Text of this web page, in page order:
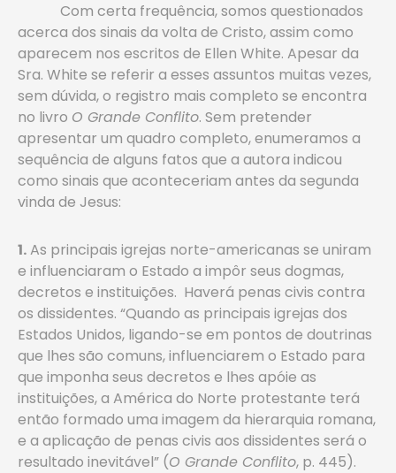
Com certa frequência, somos questionados
acerca dos sinais da volta de Cristo, assim como
aparecem nos escritos de Ellen White. Apesar da
Sra. White se referir a esses assuntos muitas vezes,
sem dúvida, o registro mais completo se encontra
no livro O Grande Conflito. Sem pretender
apresentar um quadro completo, enumeramos a
sequência de alguns fatos que a autora indicou
como sinais que aconteceriam antes da segunda
vinda de Jesus:
1.As principais igrejas norte-americanas se uniram
e influenciaram o Estado a impôr seus dogmas,
decretos e instituições. Haverá penas civis contra
os dissidentes. “Quando as principais igrejas dos
Estados Unidos, ligando-se em pontos de doutrinas
que lhes são comuns, influenciarem o Estado para
que imponha seus decretos e lhes apóie as
instituições, a América do Norte protestante terá
então formado uma imagem da hierarquia romana,
e a aplicação de penas civis aos dissidentes será o
resultado inevitável” (O Grande Conflito, p. 445).